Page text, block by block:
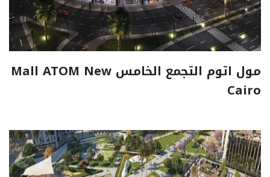
مول اتوم التجمع الخامس Mall ATOM New
Cairo